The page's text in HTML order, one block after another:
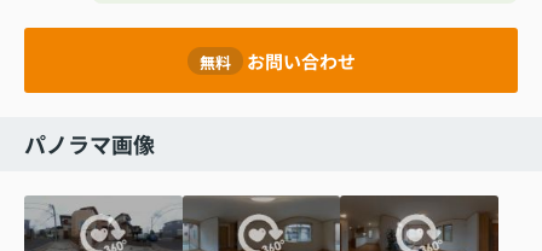
無料 お問い合わせ
パノラマ画像